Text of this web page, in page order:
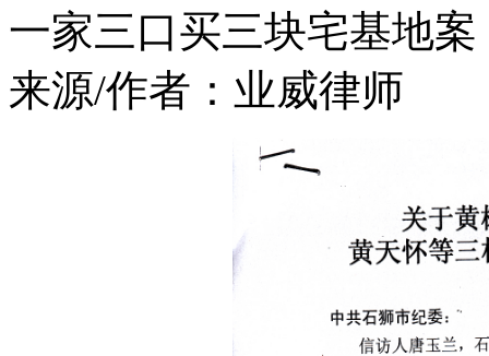
一家三口买三块宅基地案
来源/作者： 业威律师